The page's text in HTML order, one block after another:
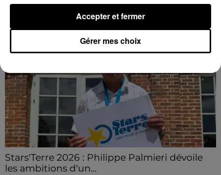
LE GRAND FORMAT
Stars'Terre 2026 : Philippe Palmieri dévoile
les ambitions d'un...
Gérer mes choix
Accepter et fermer